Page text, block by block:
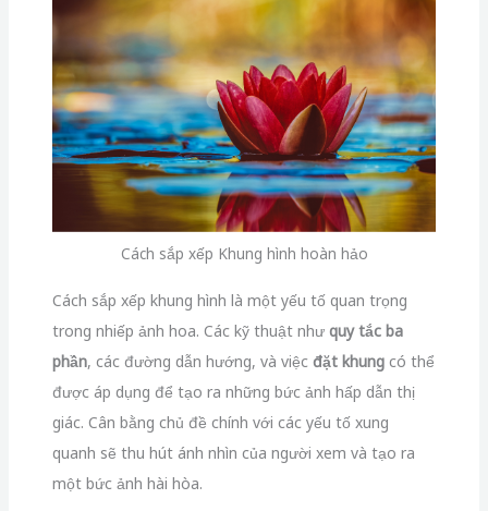
Cách sắp xếp Khung hình hoàn hảo
Cách sắp xếp khung hình là một yếu tố quan trọng
trong nhiếp ảnh hoa. Các kỹ thuật như quy tắc ba
phần, các đường dẫn hướng, và việc đặt khungcó thể
được áp dụng để tạo ra những bức ảnh hấp dẫn thị
giác. Cân bằng chủ đề chính với các yếu tố xung
quanh sẽ thu hút ánh nhìn của người xem và tạo ra
một bức ảnh hài hòa.